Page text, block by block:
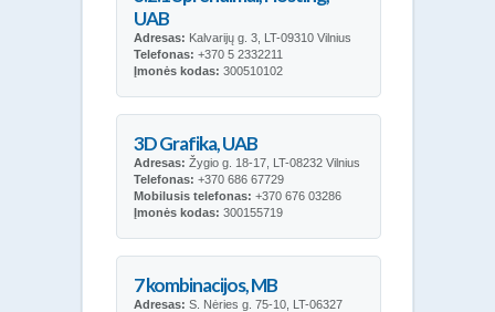
UAB
Adresas: Kalvarijų g. 3, LT-09310 Vilnius
Telefonas: +370 5 2332211
Įmonės kodas: 300510102
3D Grafika, UAB
Adresas: Žygio g. 18-17, LT-08232 Vilnius
Telefonas: +370 686 67729
Mobilusis telefonas: +370 676 03286
Įmonės kodas: 300155719
7 kombinacijos, MB
Adresas: S. Nėries g. 75-10, LT-06327